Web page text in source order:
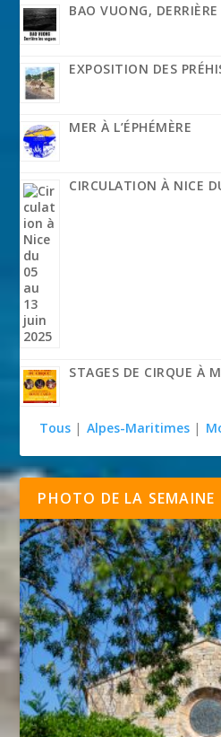
BAO VUONG,
EXPOSITION DES
MER À L’ÉPHÉMÈRE
CIRCULATION À NICE
STAGES DE CIRQUE À
Tous | Alpes-Maritimes |
PHOTO DE LA SEMAINE